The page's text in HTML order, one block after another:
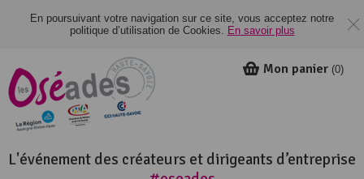
En poursuivant votre navigation sur ce site, vous acceptez notre
politique d’utilisation de Cookies. En savoir plus
L'événement des créateurs et dirigeants d’entreprise
Mon panier (0)